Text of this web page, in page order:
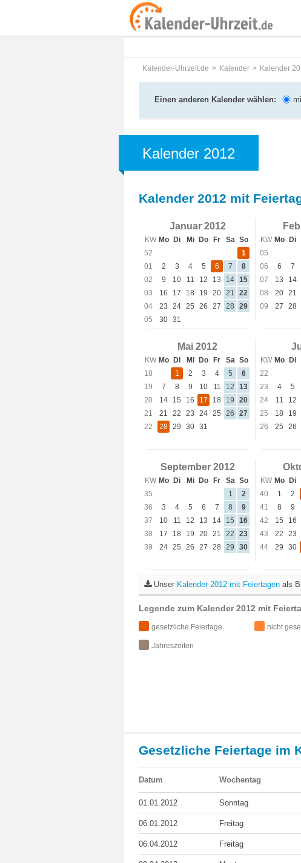
Kalender-Uhrzeit.de Kalender Kalender
Einen anderen Kalender wählen:
Kalender 2012
Kalender 2012 mit
Januar 2012
KW Mo Di Mi Do Fr Sa So
52
1
01
2 3 4 5 6 7
8
02
9 10 11 12 13 14 15
03
16 17 18 19 20 21
22
04
23 24 25 26 27 28
29
05
30 31
KW Mo Di
05
06
6 7
07
13 14
08
20 21
09
27 28
Mai 2012
KW Mo Di Mi Do Fr Sa So
18
1 2 3 4 5
6
19
7 8 9 10 11 12
13
20
14 15 16 17 18 19
20
21
21 22 23 24 25 26
27
22
28 29 30 31
KW Mo Di
22
23
4 5
24
11 12
25
18 19
26
25 26
September 2012
KW Mo Di Mi Do Fr Sa So
35
1
2
36
3 4 5 6 7 8
9
37
10 11 12 13 14 15
16
38
17 18 19 20 21 22
23
39
24 25 26 27 28 29 30
KW Mo Di
40
1 2
41
8 9
42
15 16
43
22 23
44
29 30
Unser Kalender 2012 mit Feiertagen als
Legende zum Kalender 2012 mit
gesetzliche Feiertage nicht
Jahreszeiten
Gesetzliche Feiertage im
Datum Wochentag
01.01.2012 Sonntag
06.01.2012 Freitag
06.04.2012 Freitag